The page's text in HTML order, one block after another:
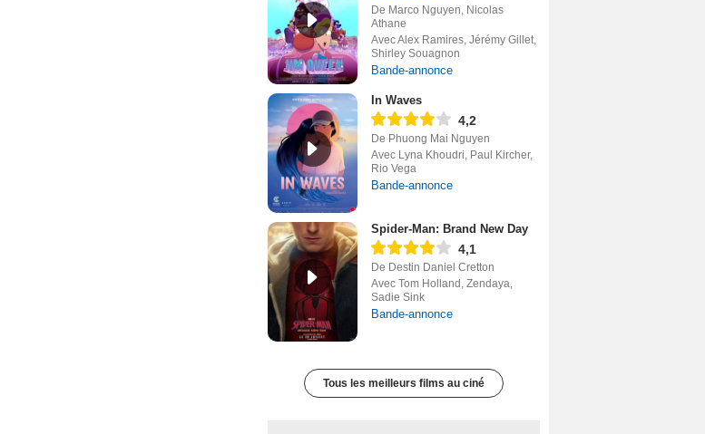
De Marco Nguyen, Nicolas
Athane
Avec Alex Ramires, Jérémy Gillet,
Shirley Souagnon
Bande-annonce
In Waves
4,2
De Phuong Mai Nguyen
Avec Lyna Khoudri, Paul Kircher,
Rio Vega
Bande-annonce
Spider-Man: Brand New Day
4,1
De Destin Daniel Cretton
Avec Tom Holland, Zendaya,
Sadie Sink
Bande-annonce
Tous les meilleurs films au ciné